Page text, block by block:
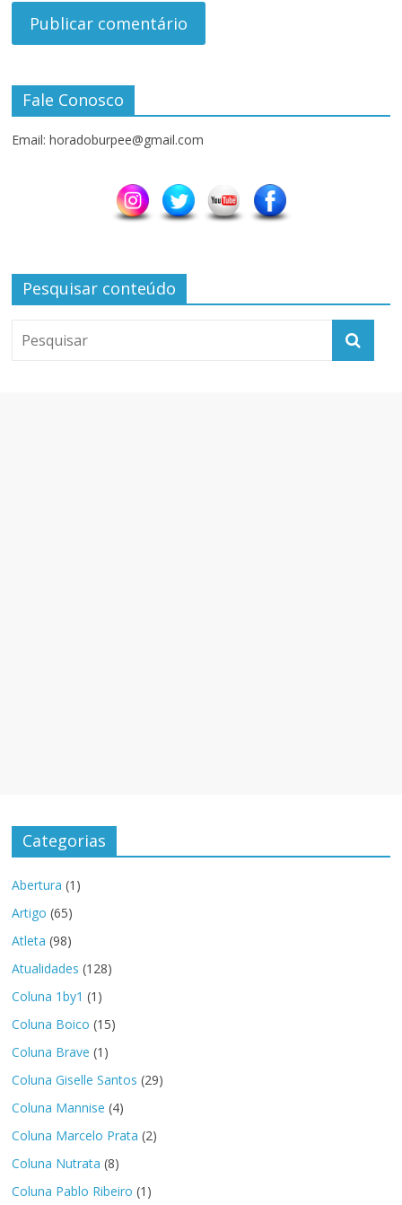
Fale Conosco
Email: horadoburpee@gmail.com
Pesquisar conteúdo
Categorias
Abertura (1)
Artigo (65)
Atleta (98)
Atualidades (128)
Coluna 1by1 (1)
Coluna Boico (15)
Coluna Brave (1)
Coluna Giselle Santos (29)
Coluna Mannise (4)
Coluna Marcelo Prata (2)
Coluna Nutrata (8)
Coluna Pablo Ribeiro (1)